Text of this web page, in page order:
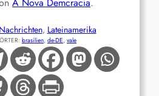
A Nova Demcracia.
Nachrichten, Lateinamerika
brasilien, de-DE, vale